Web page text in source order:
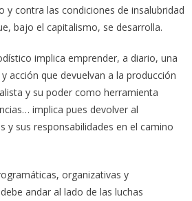
y contra las condiciones de insalubridad
bajo el capitalismo, se desarrolla.
implica emprender, a diario, una
acción que devuelvan a la producción
y su poder como herramienta
implica pues devolver al
y sus responsabilidades en el camino
organizativas y
andar al lado de las luchas